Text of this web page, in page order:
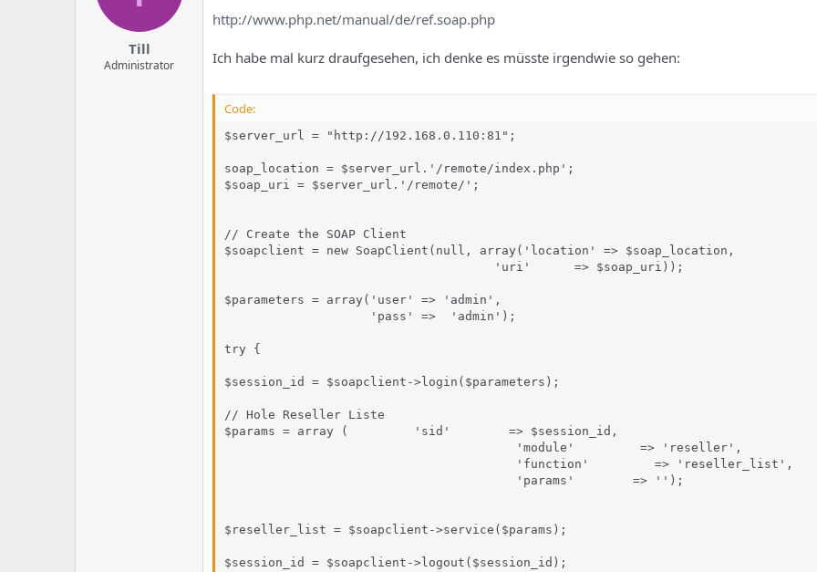
Till
Administrator
http://www.php.net/manual/de/ref.soap.php
Ich habe mal kurz draufgesehen, ich denke es müsste irgendwie so gehen:
Code:
$server_url = "http://192.168.0.110:81";
soap_location = $server_url.'/remote/index.php';
$soap_uri = $server_url.'/remote/';
// Create the SOAP Client
$soapclient = new SoapClient(null, array('location' => $soap_location,
                                     'uri'      => $soap_uri));
$parameters = array('user' => 'admin',
                    'pass' =>  'admin');
try {
$session_id = $soapclient->login($parameters);
// Hole Reseller Liste
$params = array (         'sid'        => $session_id,
                                        'module'         => 'reseller',
                                        'function'         => 'reseller_list',
                                        'params'        => '');
$reseller_list = $soapclient->service($params);
$session_id = $soapclient->logout($session_id);